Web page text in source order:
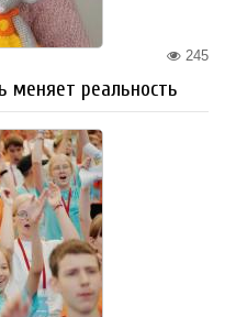
245
меняет реальность